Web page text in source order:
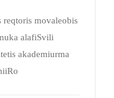
reqtoris movaleobis
alafiSvili
akademiurma